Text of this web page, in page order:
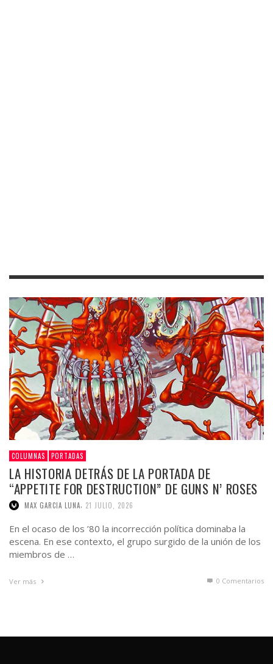
COLUMNAS PORTADAS
LA HISTORIA DETRÁS DE LA PORTADA DE
“APPETITE FOR DESTRUCTION” DE GUNS N’ ROSES
MAX GARCIA LUNA, 21 JULIO, 2026
En el ocaso de los ’80 la incorrección política dominaba la
escena. En ese contexto, el grupo surgido de la unión de los
miembros de …
Ver más 0 Comentarios